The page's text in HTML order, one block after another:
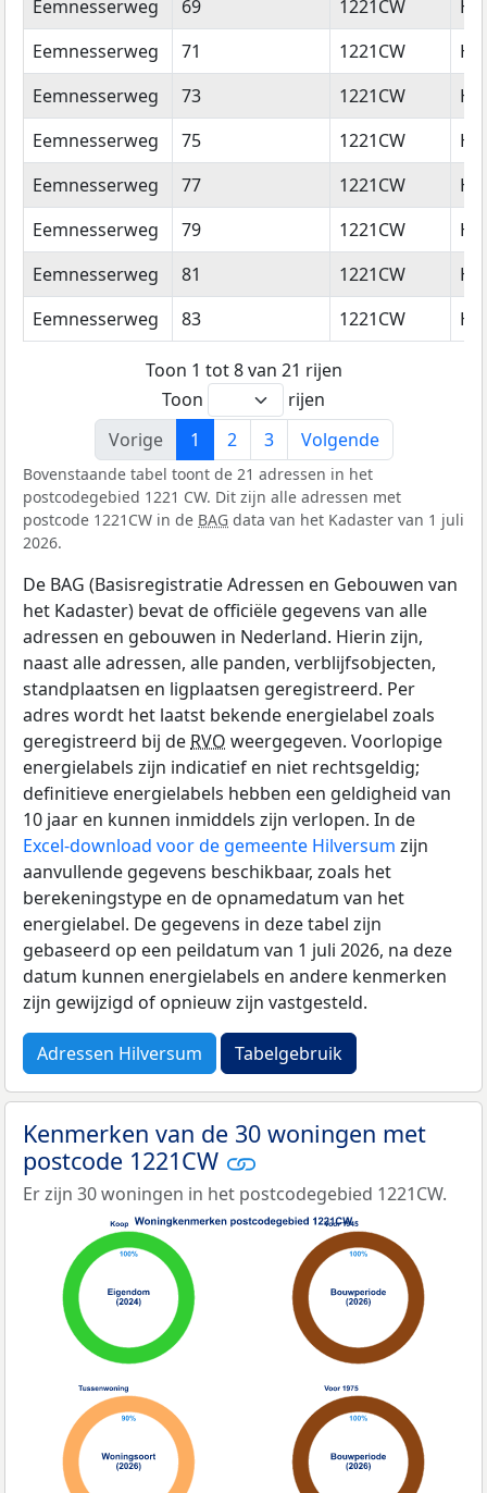
Eemnesserweg 69 1221CW
Eemnesserweg
71 1221CW
Eemnesserweg
73 1221CW
Eemnesserweg
75 1221CW
Eemnesserweg
77 1221CW
Eemnesserweg
79 1221CW
Eemnesserweg
81 1221CW
Eemnesserweg
83 1221CW
Toon 1 tot 8 van 21 rijen
Toon
rijen
Vorige
1 2 3 Volgende
Bovenstaande tabel toont de 21 adressen in het
postcodegebied 1221 CW. Dit zijn alle adressen met
postcode 1221CW in de BAG data van het Kadaster van 1 juli
2026.
De BAG (Basisregistratie Adressen en Gebouwen van
het Kadaster) bevat de officiële gegevens van alle
adressen en gebouwen in Nederland. Hierin zijn,
naast alle adressen, alle panden, verblijfsobjecten,
standplaatsen en ligplaatsen geregistreerd. Per
adres wordt het laatst bekende energielabel zoals
geregistreerd bij de RVO weergegeven. Voorlopige
energielabels zijn indicatief en niet rechtsgeldig;
definitieve energielabels hebben een geldigheid van
10 jaar en kunnen inmiddels zijn verlopen. In de
Excel-download voor de gemeente Hilversum zijn
aanvullende gegevens beschikbaar, zoals het
berekeningstype en de opnamedatum van het
energielabel. De gegevens in deze tabel zijn
gebaseerd op een peildatum van 1 juli 2026, na deze
datum kunnen energielabels en andere kenmerken
zijn gewijzigd of opnieuw zijn vastgesteld.
Adressen Hilversum Tabelgebruik
Kenmerken van de 30 woningen met
postcode 1221CW
Er zijn 30 woningen in het postcodegebied 1221CW.